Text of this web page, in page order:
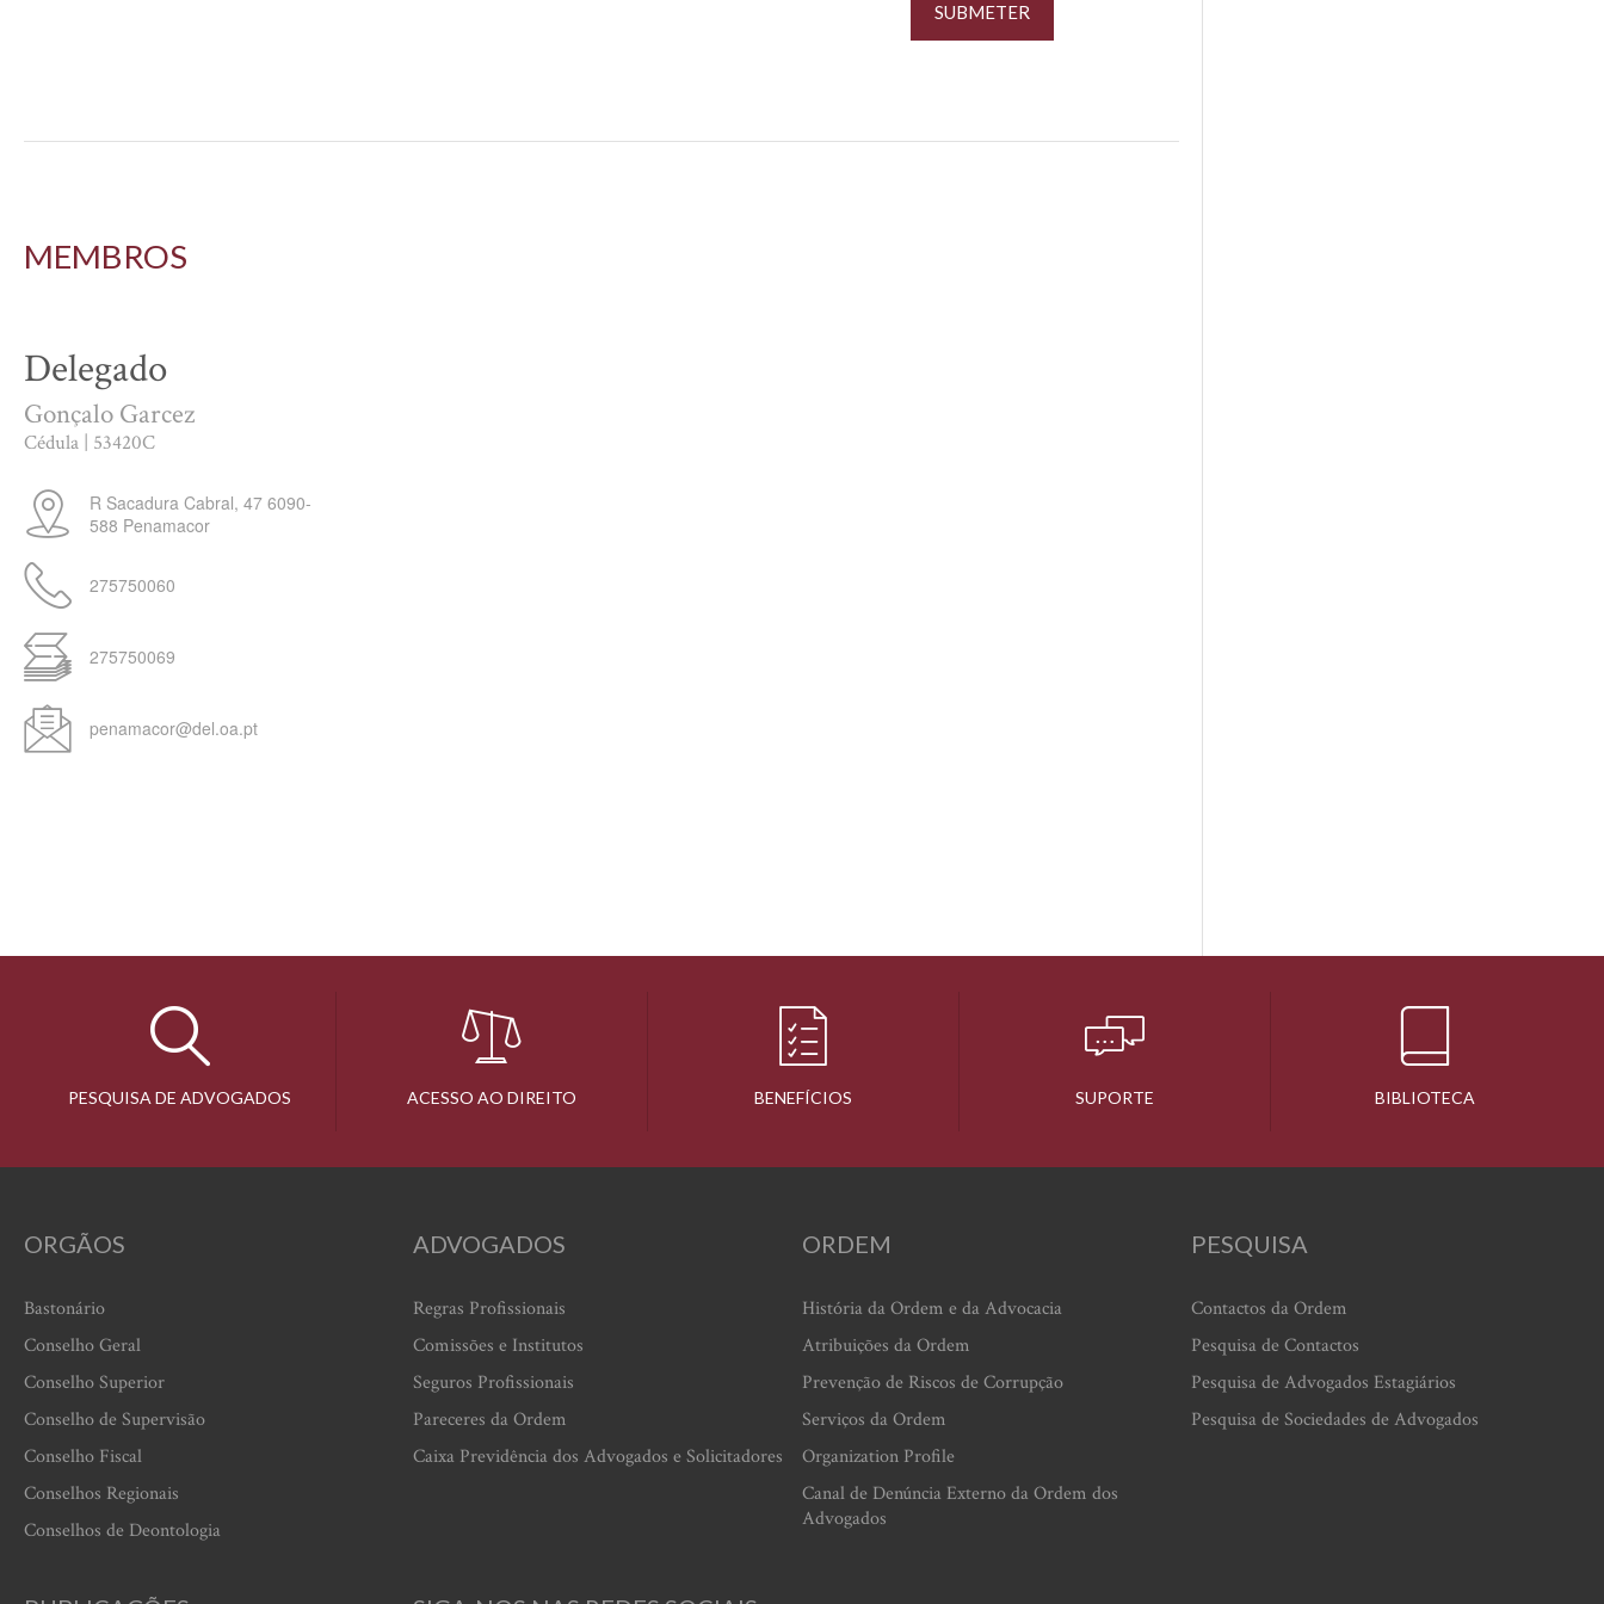
MEMBROS
Delegado
Gonçalo Garcez
Cédula | 53420C
R Sacadura Cabral, 47 6090-
588 Penamacor
275750060
275750069
penamacor@del.oa.pt
PESQUISA DE ADVOGADOS ACESSO AO DIREITO BENEFÍCIOS SUPORTE BIBLIOTECA
ORGÃOS
Bastonário
Conselho Geral
Conselho Superior
Conselho de Supervisão
Conselho Fiscal
Conselhos Regionais
Conselhos de Deontologia
ADVOGADOS
Regras Profissionais
Comissões e Institutos
Seguros Profissionais
Pareceres da Ordem
Caixa Previdência dos Advogados e Solicitadores
ORDEM
História da Ordem e da Advocacia
Atribuições da Ordem
Prevenção de Riscos de Corrupção
Serviços da Ordem
Organization Profile
Canal de Denúncia Externo da Ordem dos
Advogados
PESQUISA
Contactos da Ordem
Pesquisa de Contactos
Pesquisa de Advogados Estagiários
Pesquisa de Sociedades de Advogados